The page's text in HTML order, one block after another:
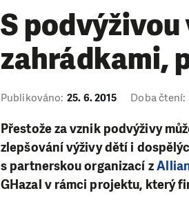
S
zahrádkami,
Publikováno: 25. 6. 2015 Doba čtení:
Přestože za vznik podvýživy
zlepšování výživy dětí i
s partnerskou organizací z
GHazal v rámci projektu, který